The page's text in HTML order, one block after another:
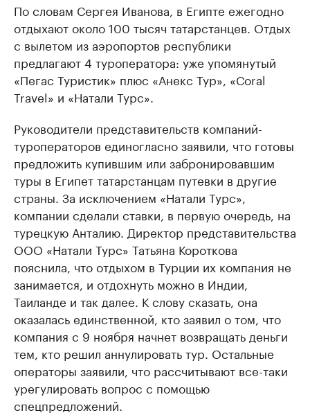
По словам Сергея Иванова, в Египте ежегодно
отдыхают около 100 тысяч татарстанцев. Отдых
с вылетом из аэропортов республики
предлагают 4 туроператора: уже упомянутый
«Пегас Туристик» плюс «Анекс Тур», «Сoral
Travel» и «Натали Турс».
Руководители представительств компаний-
туроператоров единогласно заявили, что готовы
предложить купившим или забронировавшим
туры в Египет татарстанцам путевки в другие
страны. За исключением «Натали Турс»,
компании сделали ставки, в первую очередь, на
турецкую Анталию. Директор представительства
ООО «Натали Турс» Татьяна Короткова
пояснила, что отдыхом в Турции их компания не
занимается, и отдохнуть можно в Индии,
Таиланде и так далее. К слову сказать, она
оказалась единственной, кто заявил о том, что
компания с 9 ноября начнет возвращать деньги
тем, кто решил аннулировать тур. Остальные
операторы заявили, что рассчитывают все-таки
урегулировать вопрос с помощью
спецпредложений.